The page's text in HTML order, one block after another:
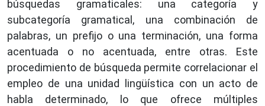
búsquedas gramaticales: una categoría y
subcategoría gramatical, una combinación de
palabras, un prefijo o una terminación, una forma
acentuada o no acentuada, entre otras. Este
procedimiento de búsqueda permite correlacionar el
empleo de una unidad lingüística con un acto de
habla determinado, lo que ofrece múltiples